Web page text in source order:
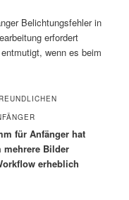
Belichtungsfehler in
erfordert
wenn es beim
für Anfänger hat
mehrere Bilder
erheblich